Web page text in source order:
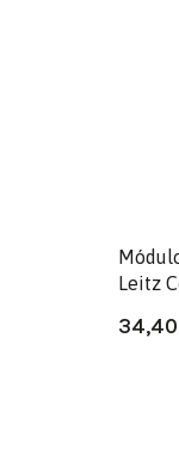
Leitz
34,40